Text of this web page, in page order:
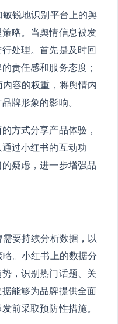
锐地识别平台上的舆
略。当舆情信息被发
处理。首先是及时回
责任感和服务态度；
容的权重，将舆情内
牌形象的影响。
方式分享产品体验，
过小红书的互动功
疑虑，进一步增强品
要持续分析数据，以
。小红书上的数据分
，识别热门话题、关
能够为品牌提供全面
前采取预防性措施。